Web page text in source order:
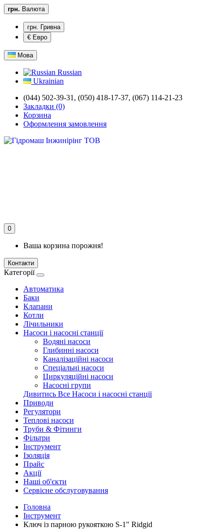
грн. Валюта
грн. Гривна
€ Евро
Мова
Russian
Ukrainian
(044) 502-39-31, (050) 418-17-37, (067) 114-21-23
Закладки (0)
Корзина
Оформлення замовлення
0
Ваша корзина порожня!
Контакти
Категорії
Автоматика
Баки
Клапани
Котли
Лічильники
Насоси і насосні станції
Водяні насоси
Глибинні насоси
Каналізаційні насоси
Спеціальні насоси
Циркуляційні насоси
Насосні групи
Дивитись Все Насоси і насосні станції
Приводи
Регулятори
Теплові насоси
Труби & Фітинги
Фільтри
Інструмент
Ізоляція
Прайс
Акції
Наші об'єкти
Сервісне обслуговування
Головна
Інструмент
Ключ із парною рукояткою S-1" Ridgid